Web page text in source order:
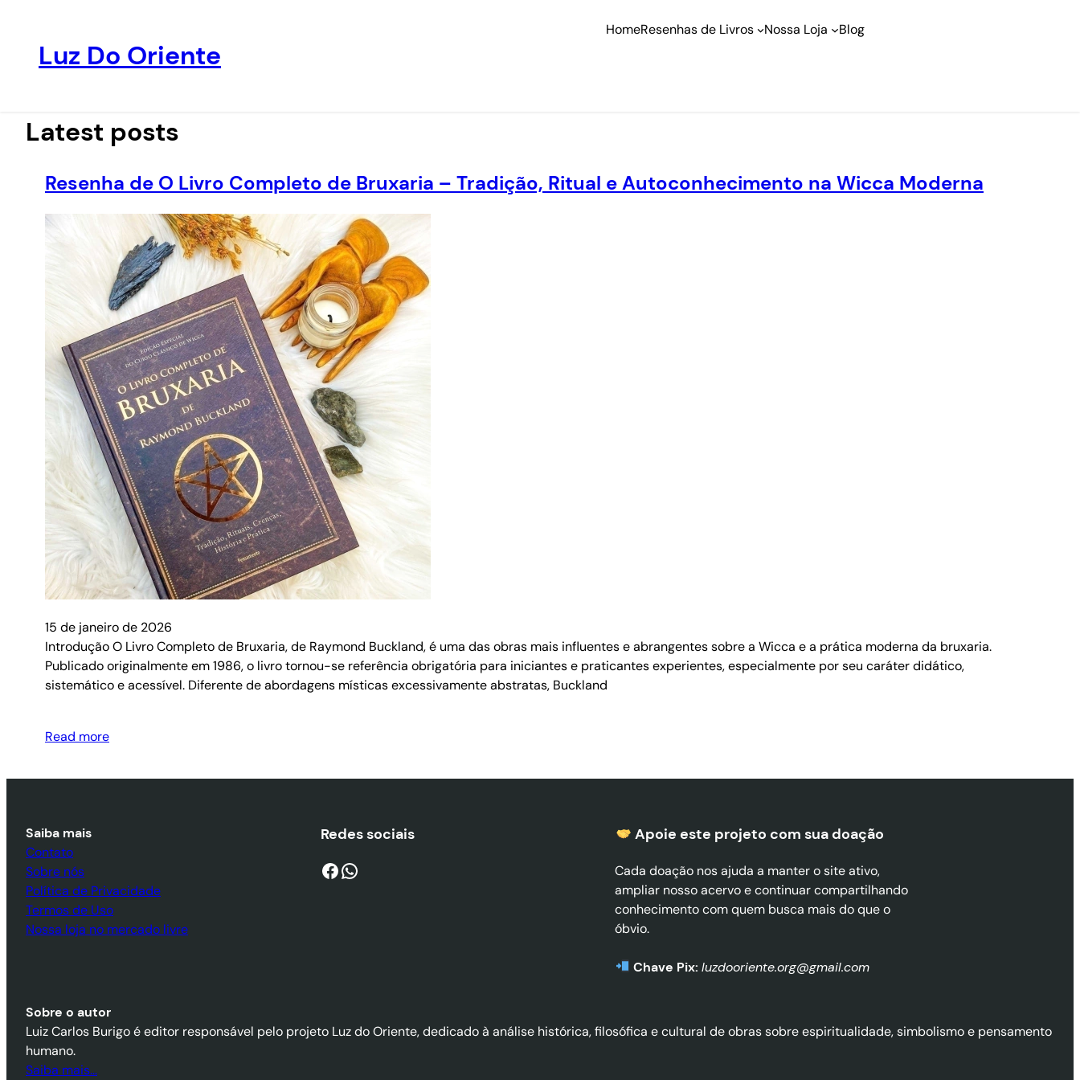
conteúdo
Luz Do Oriente
HomeResenhas de Livros Nossa Loja Blog
Latest posts
Resenha de O Livro Completo de Bruxaria – Tradição, Ritual e Autoconhecimento na Wicca Moderna
15 de janeiro de 2026
Introdução O Livro Completo de Bruxaria, de Raymond Buckland, é uma das obras mais influentes e abrangentes sobre a Wicca e a prática moderna da bruxaria.
Publicado originalmente em 1986, o livro tornou-se referência obrigatória para iniciantes e praticantes experientes, especialmente por seu caráter didático,
sistemático e acessível. Diferente de abordagens místicas excessivamente abstratas, Buckland
Read more
Saiba mais
Contato
Sobre nós
Política de Privacidade
Termos de Uso
Nossa loja no mercado livre
Redes sociais
Facebook WhatsApp
Apoie este projeto com sua doação
Cada doação nos ajuda a manter o site ativo,
ampliar nosso acervo e continuar compartilhando
conhecimento com quem busca mais do que o
óbvio.
Chave Pix: luzdooriente.org@gmail.com
Sobre o autor
Luiz Carlos Burigo é editor responsável pelo projeto Luz do Oriente, dedicado à análise histórica, filosófica e cultural de obras sobre espiritualidade, simbolismo e pensamento
humano.
Saiba mais…